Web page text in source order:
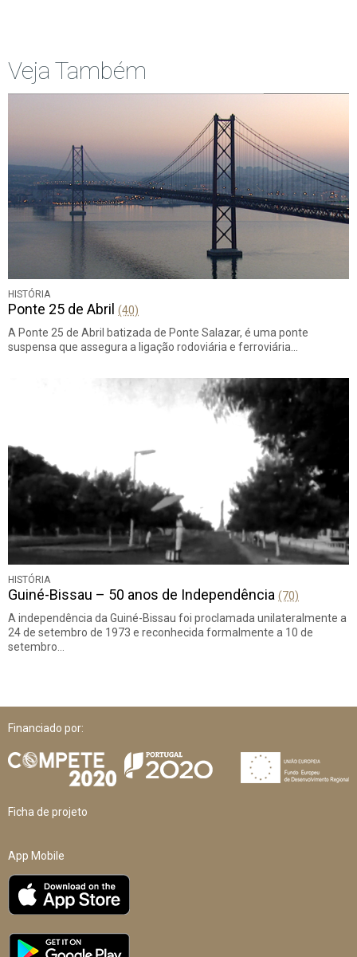
Veja Também
HISTÓRIA
Ponte 25 de Abril (40)
A Ponte 25 de Abril batizada de Ponte Salazar, é uma ponte
suspensa que assegura a ligação rodoviária e ferroviária…
HISTÓRIA
Guiné-Bissau – 50 anos de Independência (70)
A independência da Guiné-Bissau foi proclamada unilateralmente a
24 de setembro de 1973 e reconhecida formalmente a 10 de
setembro…
Financiado por:
Ficha de projeto
App Mobile